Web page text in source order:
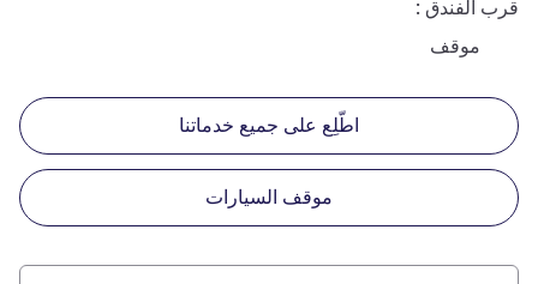
قرب الفندق
موقف
اطّلِع على جميع خدماتنا
موقف السيارات